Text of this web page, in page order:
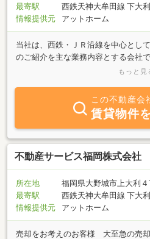
最寄駅
西鉄天神大牟田線 下大
情報提供元
アットホーム
当社は、西鉄・ＪＲ沿線を中心とし
のご紹介を主な業務内容とする会社
水城駅エリアの物件のことなら大小
もっと見
この不動産会
賃貸物件
不動産サービス福岡株式会社
所在地
福岡県大野城市上大利４
最寄駅
西鉄天神大牟田線 下大
情報提供元
アットホーム
売却をお考えのお客様 大至急の売